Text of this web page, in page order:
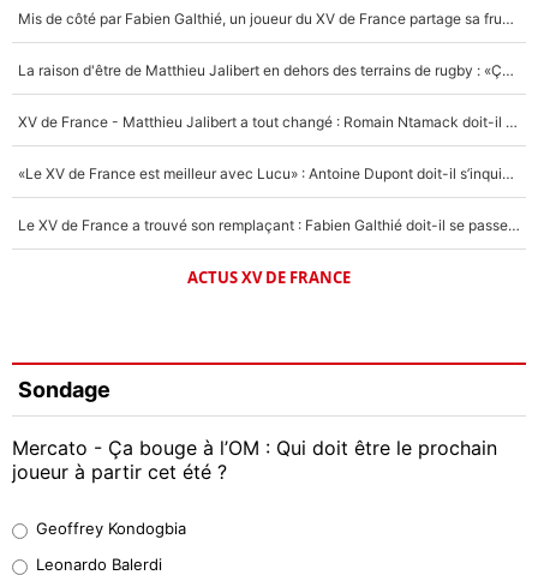
Mis de côté par Fabien Galthié, un joueur du XV de France partage sa frustration : «ils ne me l’ont pas dit tout de suite»
La raison d'être de Matthieu Jalibert en dehors des terrains de rugby : «Ça m'atteint autant que si tu touches à un membre de ma famille»
XV de France - Matthieu Jalibert a tout changé : Romain Ntamack doit-il s’inquiéter pour sa place à un an de la Coupe du monde ?
«Le XV de France est meilleur avec Lucu» : Antoine Dupont doit-il s’inquiéter pour sa place ?
Le XV de France a trouvé son remplaçant : Fabien Galthié doit-il se passer d'Antoine Dupont ?
ACTUS XV DE FRANCE
Sondage
Mercato - Ça bouge à l’OM : Qui doit être le prochain
joueur à partir cet été ?
38%
Geoffrey Kondogbia
Leonardo Balerdi